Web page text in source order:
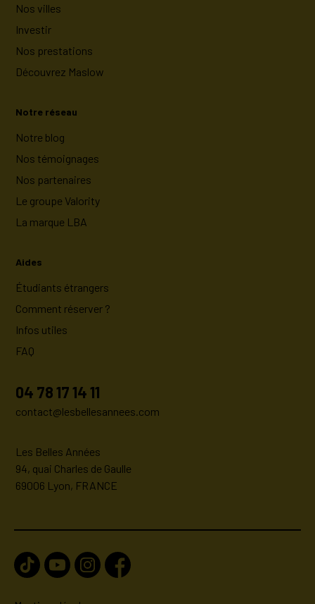
Nos villes
Investir
Nos prestations
Découvrez Maslow
Notre réseau
Notre blog
Nos témoignages
Nos partenaires
Le groupe Valority
La marque LBA
Aides
Étudiants étrangers
Comment réserver ?
Infos utiles
FAQ
04 78 17 14 11
contact@lesbellesannees.com
Les Belles Années
94, quai Charles de Gaulle
69006 Lyon, FRANCE